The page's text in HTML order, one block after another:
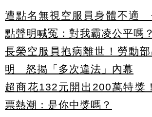
遭點名無視空服員身體不適
點聲明喊冤：對我霸凌公平嗎？
長榮空服員抱病離世！勞動
明 怒揭「多次違法」內幕
超商花132元開出200萬特獎
票熱潮：是你中獎嗎？